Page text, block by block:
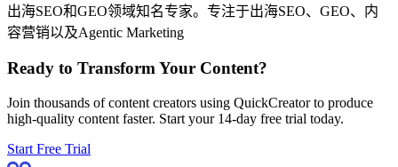
出海SEO和GEO领域知名专家。专注于出海SEO、GEO、内
容营销以及Agentic Marketing
Ready to Transform Your Content?
Join thousands of content creators using QuickCreator to produce
high-quality content faster. Start your 14-day free trial today.
Start Free Trial